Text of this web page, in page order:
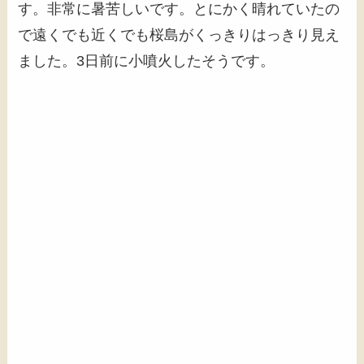
す。非常に暑苦しいです。とにかく晴れていたの
で遠くでも近くでも桜島がくっきりはっきり見え
ました。3日前に小噴火したそうです。